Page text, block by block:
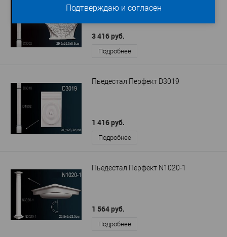
3 416 руб.
Подробнее
Пьедестал Перфект D3019
1 416 руб.
Подробнее
Пьедестал Перфект N1020-1
1 564 руб.
Подробнее
Подтверждаю и согласен